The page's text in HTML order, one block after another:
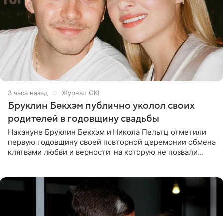
3 часа назад Журнал OK!
Бруклин Бекхэм публично уколол своих
родителей в годовщину свадьбы
Накануне Бруклин Бекхэм и Никола Пельтц отметили
первую годовщину своей повторной церемонии обмена
клятвами любви и верности, на которую не позвали